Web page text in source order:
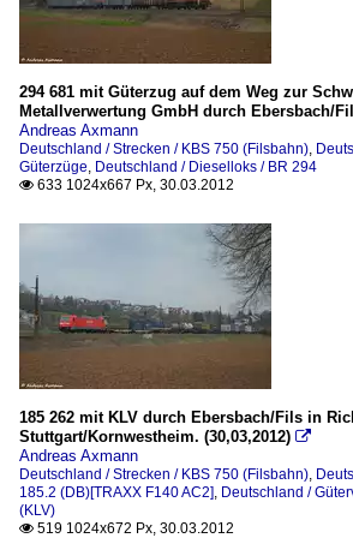
294 681 mit Güterzug auf dem Weg zur
Metallverwertung GmbH durch Ebersbach/
Andreas Axmann
Deutschland / Strecken / KBS 750 (Filsbahn),
Güterzüge, Deutschland / Dieselloks / BR 294
 633 1024x667 Px, 30.03.2012
185 262 mit KLV durch Ebersbach/Fils in
Stuttgart/Kornwestheim. (30,03,2012) 
Andreas Axmann
Deutschland / Strecken / KBS 750 (Filsbahn),
185.2 (DB)[TRAXX F140 AC2], Deutschland /
(KLV)
 519 1024x672 Px, 30.03.2012